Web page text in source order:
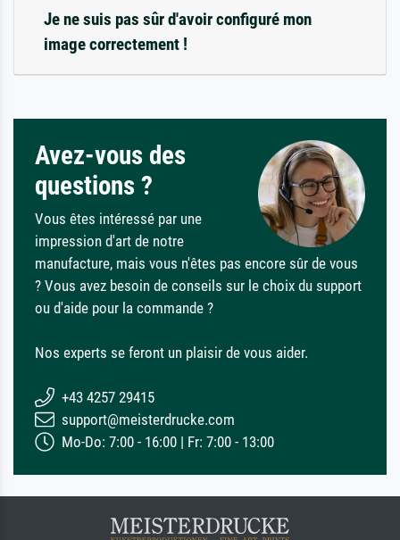
Je ne suis pas sûr d'avoir configuré mon
image correctement !
Avez-vous des
questions ?
Vous êtes intéressé par une
impression d'art de notre
manufacture, mais vous n'êtes pas encore sûr de vous
? Vous avez besoin de conseils sur le choix du support
ou d'aide pour la commande ?
Nos experts se feront un plaisir de vous aider.
+43 4257 29415
support@meisterdrucke.com
Mo-Do: 7:00 - 16:00 | Fr: 7:00 - 13:00